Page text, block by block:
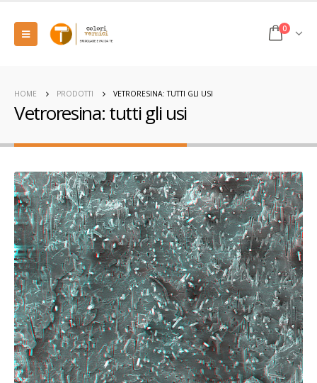
0
HOME PRODOTTI VETRORESINA: TUTTI GLI USI
Vetroresina: tutti gli usi